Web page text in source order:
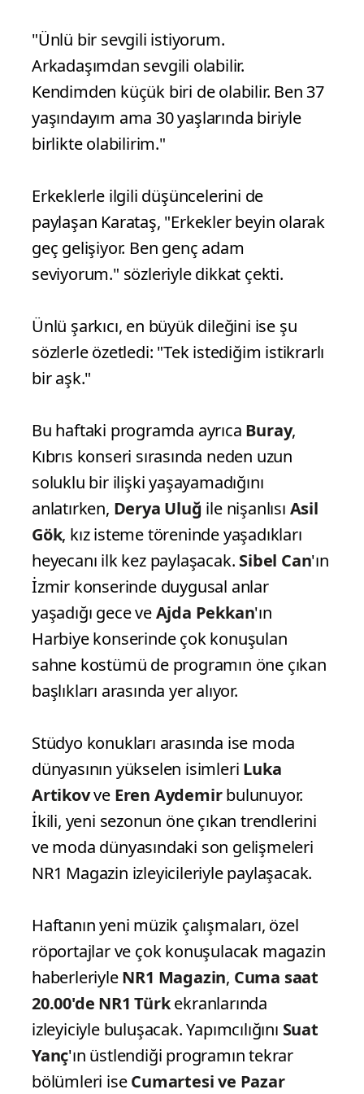
"Ünlü bir sevgili istiyorum.
Arkadaşımdan sevgili olabilir.
Kendimden küçük biri de olabilir. Ben 37
yaşındayım ama 30 yaşlarında biriyle
birlikte olabilirim."
Erkeklerle ilgili düşüncelerini de
paylaşan Karataş, "Erkekler beyin olarak
geç gelişiyor. Ben genç adam
seviyorum." sözleriyle dikkat çekti.
Ünlü şarkıcı, en büyük dileğini ise şu
sözlerle özetledi: "Tek istediğim istikrarlı
bir aşk."
Bu haftaki programda ayrıca Buray,
Kıbrıs konseri sırasında neden uzun
soluklu bir ilişki yaşayamadığını
anlatırken, Derya Uluğ ile nişanlısı Asil
Gök, kız isteme töreninde yaşadıkları
heyecanı ilk kez paylaşacak. Sibel Can'ın
İzmir konserinde duygusal anlar
yaşadığı gece veAjda Pekkan'ın
Harbiye konserinde çok konuşulan
sahne kostümü de programın öne çıkan
başlıkları arasında yer alıyor.
Stüdyo konukları arasında ise moda
dünyasının yükselen isimleri Luka
Artikovve Eren Aydemirbulunuyor.
İkili, yeni sezonun öne çıkan trendlerini
ve moda dünyasındaki son gelişmeleri
NR1 Magazin izleyicileriyle paylaşacak.
Haftanın yeni müzik çalışmaları, özel
röportajlar ve çok konuşulacak magazin
haberleriyleNR1 Magazin, Cuma saat
20.00'de NR1 Türkekranlarında
izleyiciyle buluşacak. Yapımcılığını Suat
Yanç'ın üstlendiği programın tekrar
bölümleri iseCumartesi ve Pazar